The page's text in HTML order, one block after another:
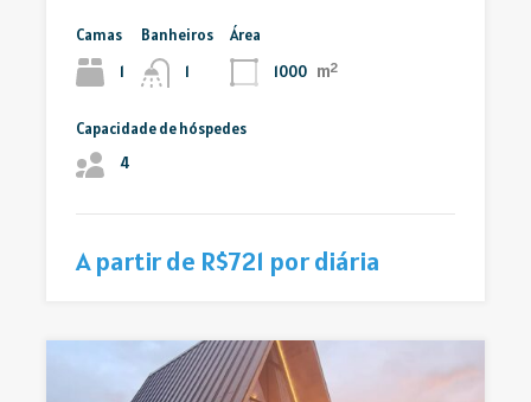
Camas
1
Banheiros
1
Área
1000 m²
Capacidade de hóspedes
4
A partir de R$721 por diária